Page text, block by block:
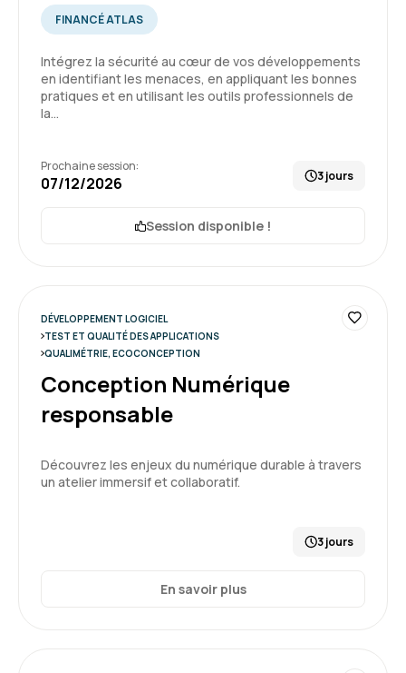
FINANCÉ ATLAS
Intégrez la sécurité au cœur de vos développements
en identifiant les menaces, en appliquant les bonnes
pratiques et en utilisant les outils professionnels de
la…
Prochaine session:
07/12/2026 3 jours
Session disponible !
DÉVELOPPEMENT LOGICIEL
TEST ET QUALITÉ DES APPLICATIONS
QUALIMÉTRIE, ECOCONCEPTION
Conception Numérique
responsable
Découvrez les enjeux du numérique durable à travers
un atelier immersif et collaboratif.
3 jours
En savoir plus